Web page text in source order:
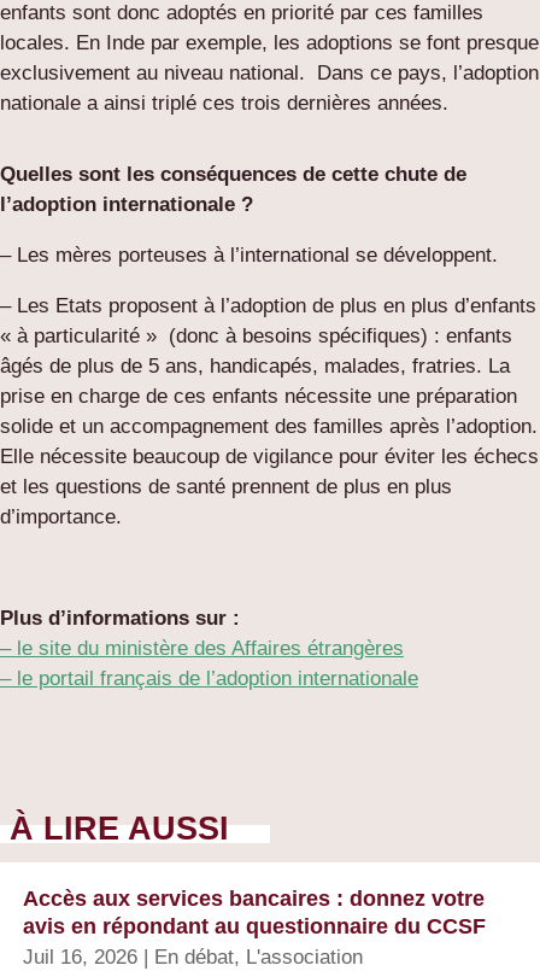
enfants sont donc adoptés en priorité par ces familles
locales. En Inde par exemple, les adoptions se font presque
exclusivement au niveau national. Dans ce pays, l’adoption
nationale a ainsi triplé ces trois dernières années.
Quelles sont les conséquences de cette chute de
l’adoption internationale ?
– Les mères porteuses à l’international se développent.
– Les Etats proposent à l’adoption de plus en plus d’enfants
« à particularité » (donc à besoins spécifiques) : enfants
âgés de plus de 5 ans, handicapés, malades, fratries. La
prise en charge de ces enfants nécessite une préparation
solide et un accompagnement des familles après l’adoption.
Elle nécessite beaucoup de vigilance pour éviter les échecs
et les questions de santé prennent de plus en plus
d’importance.
Plus d’informations sur :
– le site du ministère des Affaires étrangères
– le portail français de l’adoption internationale
À LIRE AUSSI
Accès aux services bancaires : donnez votre
avis en répondant au questionnaire du CCSF
Juil 16, 2026 En débat, L'association